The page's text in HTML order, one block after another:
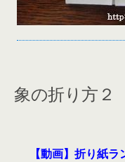
象の折り方
【動画】折り紙